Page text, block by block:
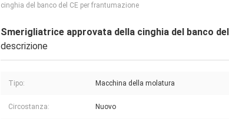
cinghia del banco del CE per frantumazione
Smerigliatrice approvata della cinghia del banco
descrizione
Tipo: Macchina della molatura
Circostanza: Nuovo